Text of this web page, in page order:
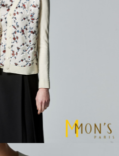
付 」之結帳頁面顯示為準，若有關於
相關疑問，請聯繫「AFTEE先享後付
support/home
之「AFTEE先享後付」服務完成之交
資料，並將交易相關給付款項請求債
下網址：
理人或監護人之同意方可使用
辦者引起之損失，本公司不負相關責
依據個別帳號之用戶狀況，依本公司即
度不足之情形，本公司將視審查結果
)免運費
)免運費
上)免運費